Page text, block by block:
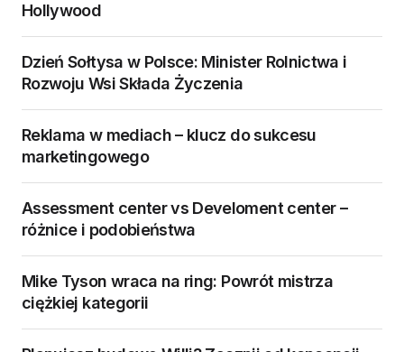
Hollywood
Dzień Sołtysa w Polsce: Minister Rolnictwa i
Rozwoju Wsi Składa Życzenia
Reklama w mediach – klucz do sukcesu
marketingowego
Assessment center vs Develoment center –
różnice i podobieństwa
Mike Tyson wraca na ring: Powrót mistrza
ciężkiej kategorii